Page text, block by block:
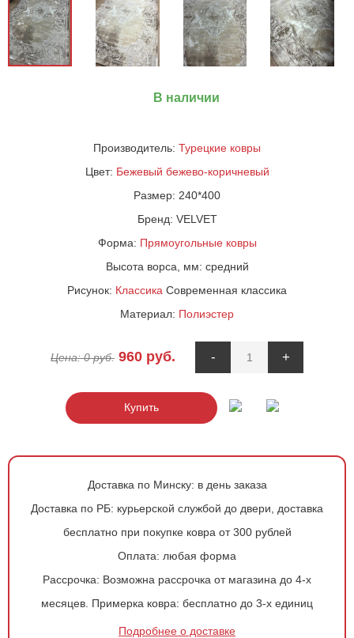
В наличии
Производитель: Турецкие ковры
Цвет: Бежевый бежево-коричневый
Размер: 240*400
Бренд: VELVET
Форма: Прямоугольные ковры
Высота ворса, мм: средний
Рисунок: Классика Современная классика
Материал: Полиэстер
Цена:0руб. 960 руб. - +
Купить
Доставка по Минску: в день заказа
Доставка по РБ: курьерской службой до двери, доставка
бесплатно при покупке ковра от 300 рублей
Оплата: любая форма
Рассрочка: Возможна рассрочка от магазина до 4-х
месяцев. Примерка ковра: бесплатно до 3-х единиц
Подробнее о доставке